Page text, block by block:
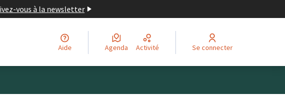
vous à la newsletter
Aide Agenda Activité Se connecter